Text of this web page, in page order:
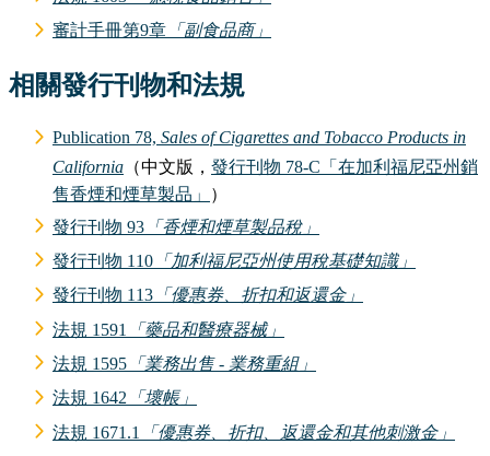
審計手冊第9章 「副食品商」
相關發行刊物和法規
Publication 78, Sales of Cigarettes and Tobacco Products in
California （中文版， 發行刊物 78-C「在加利福尼亞州銷
售香煙和煙草製品」
）
發行刊物 93 「香煙和煙草製品稅」
發行刊物 110 「加利福尼亞州使用稅基礎知識」
發行刊物 113 「優惠券、折扣和返還金」
法規 1591
「藥品和醫療器械」
法規 1595 「業務出售 - 業務重組」
法規 1642 「壞帳」
法規 1671.1
「優惠券、折扣、返還金和其他刺激金」